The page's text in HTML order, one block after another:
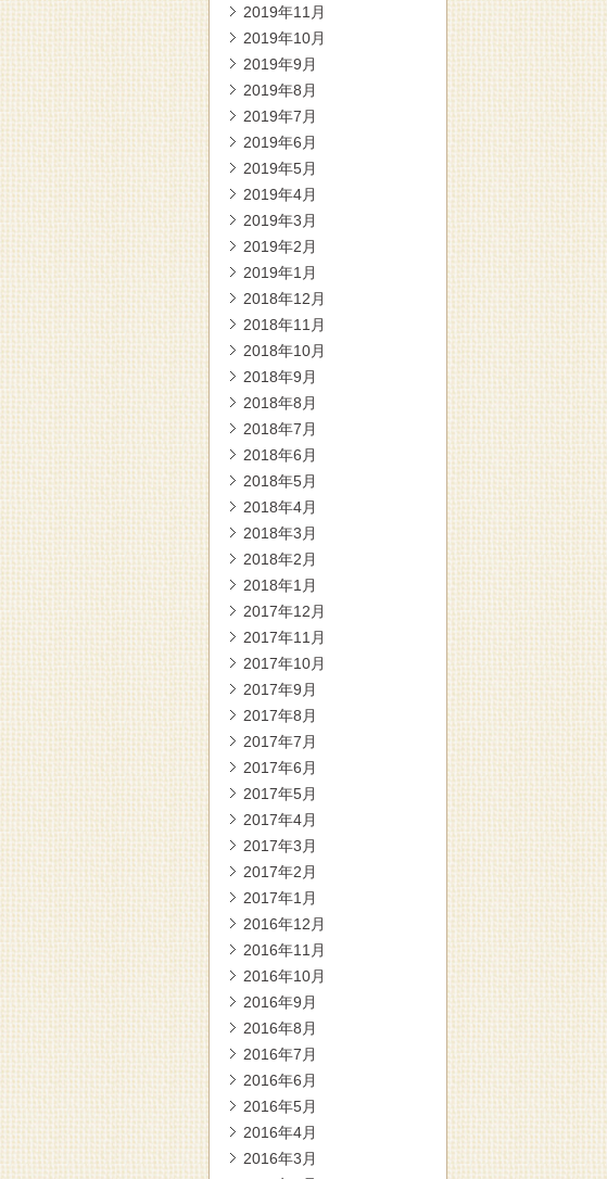
2019年11月
2019年10月
2019年9月
2019年8月
2019年7月
2019年6月
2019年5月
2019年4月
2019年3月
2019年2月
2019年1月
2018年12月
2018年11月
2018年10月
2018年9月
2018年8月
2018年7月
2018年6月
2018年5月
2018年4月
2018年3月
2018年2月
2018年1月
2017年12月
2017年11月
2017年10月
2017年9月
2017年8月
2017年7月
2017年6月
2017年5月
2017年4月
2017年3月
2017年2月
2017年1月
2016年12月
2016年11月
2016年10月
2016年9月
2016年8月
2016年7月
2016年6月
2016年5月
2016年4月
2016年3月